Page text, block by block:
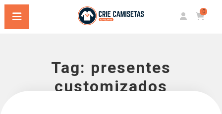
0
Tag: presentes
customizados